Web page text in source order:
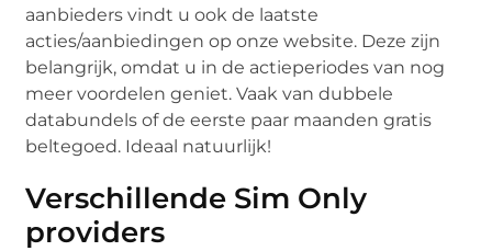
aanbieders vindt u ook de laatste
acties/aanbiedingen op onze website. Deze zijn
belangrijk, omdat u in de actieperiodes van nog
meer voordelen geniet. Vaak van dubbele
databundels of de eerste paar maanden gratis
beltegoed. Ideaal natuurlijk!
Verschillende Sim Only
providers